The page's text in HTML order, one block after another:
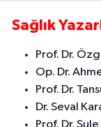
Sağlık
Prof. Dr.
Op. Dr.
Prof. Dr.
Dr. Seval
Prof. Dr.